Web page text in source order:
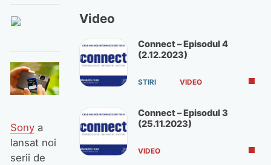
Sonya
lansat noi
serii de
Video
Connect – Episodul 4
(2.12.2023)
STIRI VIDEO
Connect – Episodul 3
(25.11.2023)
VIDEO